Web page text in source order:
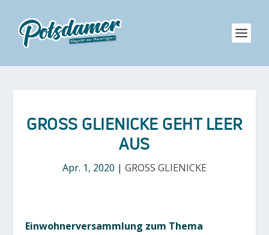
GROSS GLIENICKE GEHT LEER A
US
Apr. 1, 2020 | GROSS GLIENICKE
Einwohnerversammlung zum Thema